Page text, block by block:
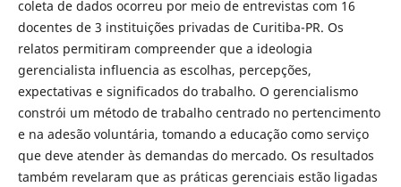
coleta de dados ocorreu por meio de entrevistas com 16
docentes de 3 instituições privadas de Curitiba-PR. Os
relatos permitiram compreender que a ideologia
gerencialista influencia as escolhas, percepções,
expectativas e significados do trabalho. O gerencialismo
constrói um método de trabalho centrado no pertencimento
e na adesão voluntária, tomando a educação como serviço
que deve atender às demandas do mercado. Os resultados
também revelaram que as práticas gerenciais estão ligadas